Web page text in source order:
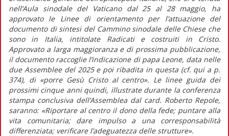
nell’Aula sinodale del Vaticano dal 25 al 28 maggio, ha
approvato le Linee di orientamento per l’attuazione del
documento di sintesi del Cammino sinodale delle Chiese che
sono in Italia, intitolateRadicati e costruiti in Cristo.
Approvato a larga maggioranza e di prossima pubblicazione,
il documento raccoglie l’indicazione di papa Leone, data nelle
due Assemblee del 2025 e poi ribadita in questa (cf. qui a p.
374), di «porre Gesù Cristo al centro». Le linee guida dei
prossimi cinque anni quindi, illustrate durante la conferenza
stampa conclusiva dell’Assemblea dal card. Roberto Repole,
saranno:«Riportare al centro il dono della fede; puntare alla
vita comunitaria; dare impulso a una corresponsabilità
differenziata; verificare l’adeguatezza delle strutture».